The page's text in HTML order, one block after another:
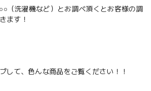
（洗濯機など）とお調べ頂くとお客様の調
ます！
して、色んな商品をご覧ください！！